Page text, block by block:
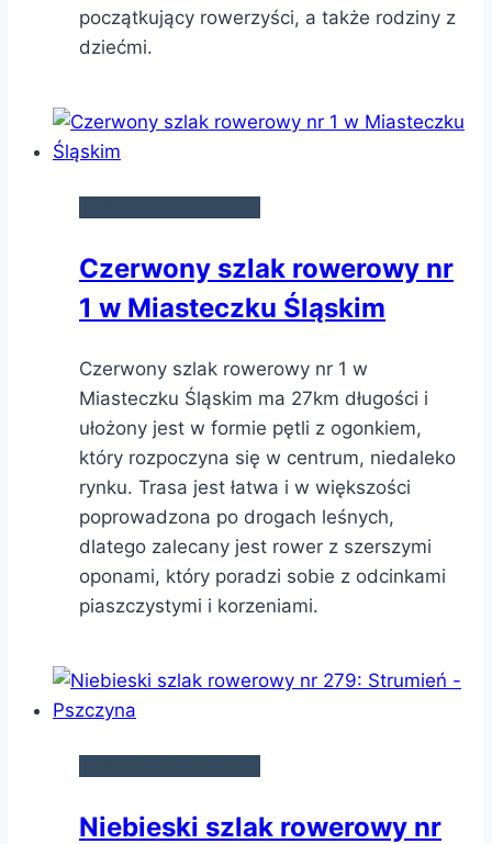
początkujący rowerzyści, a także rodziny z
dziećmi.
Czerwony szlak rowerowy nr
1 w Miasteczku Śląskim
Czerwony szlak rowerowy nr 1 w
Miasteczku Śląskim ma 27km długości i
ułożony jest w formie pętli z ogonkiem,
który rozpoczyna się w centrum, niedaleko
rynku. Trasa jest łatwa i w większości
poprowadzona po drogach leśnych,
dlatego zalecany jest rower z szerszymi
oponami, który poradzi sobie z odcinkami
piaszczystymi i korzeniami.
Niebieski szlak rowerowy nr